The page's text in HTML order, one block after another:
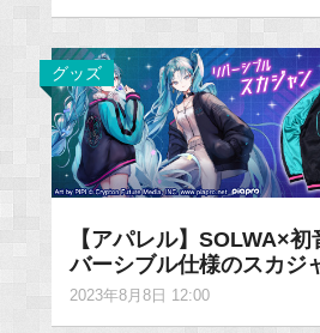
グッズ
【アパレル】SOLWA×初
バーシブル仕様のスカジ
2023年8月8日 12:00